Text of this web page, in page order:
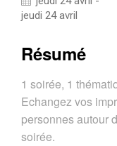
jeudi 24 avril
Résumé
1 soirée, 1
Echangez vos
personnes autour
soirée.